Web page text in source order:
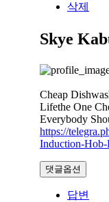
삭제
Skye
Cheap
Lifethe One
Everybody
https://
Induction-
댓글옵션
답변